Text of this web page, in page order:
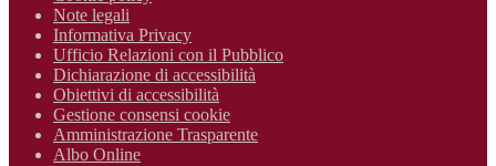
Note legali
Informativa Privacy
Ufficio Relazioni con il Pubblico
Dichiarazione di accessibilità
Obiettivi di accessibilità
Gestione consensi cookie
Amministrazione Trasparente
Albo Online